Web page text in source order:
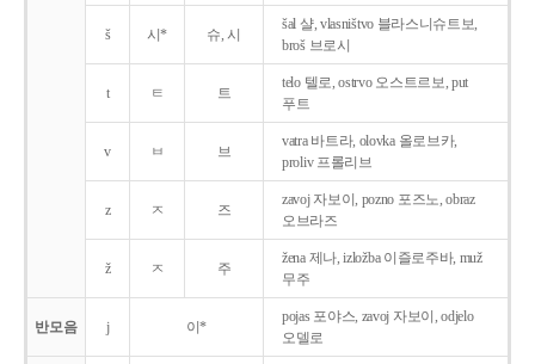
š 시* 슈, 시
šal 샬, vlasništvo 블라스니슈트보,
broš 브로시
t ㅌ 트
telo 텔로, ostrvo 오스트르보, put
푸트
v ㅂ 브
vatra 바트라, olovka 올로브카,
proliv 프롤리브
z ㅈ 즈
zavoj 자보이, pozno 포즈노, obraz
오브라즈
ž ㅈ 주
žena 제나, izložba 이즐로주바, muž
무주
반모음 j 이*
pojas 포야스, zavoj 자보이, odjelo
오델로